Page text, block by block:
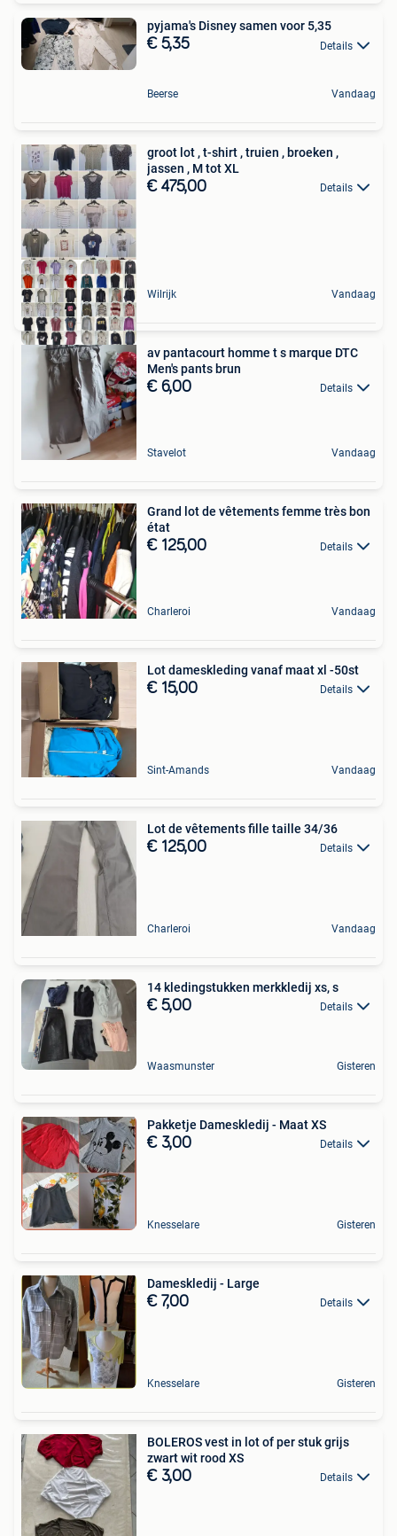
pyjama's Disney samen voor 5,35
€ 5,35 Details
Beerse Vandaag
groot lot , t-shirt , truien , broeken ,
jassen , M tot XL
€ 475,00 Details
Wilrijk Vandaag
av pantacourt homme t s marque DTC
Men's pants brun
€ 6,00 Details
Stavelot Vandaag
Grand lot de vêtements femme très bon
état
€ 125,00 Details
Charleroi Vandaag
Lot dameskleding vanaf maat xl -50st
€ 15,00 Details
Sint-Amands Vandaag
Lot de vêtements fille taille 34/36
€ 125,00 Details
Charleroi Vandaag
14 kledingstukken merkkledij xs, s
€ 5,00 Details
Waasmunster Gisteren
Pakketje Dameskledij - Maat XS
€ 3,00 Details
Knesselare Gisteren
Dameskledij - Large
€ 7,00 Details
Knesselare Gisteren
BOLEROS vest in lot of per stuk grijs
zwart wit rood XS
€ 3,00 Details